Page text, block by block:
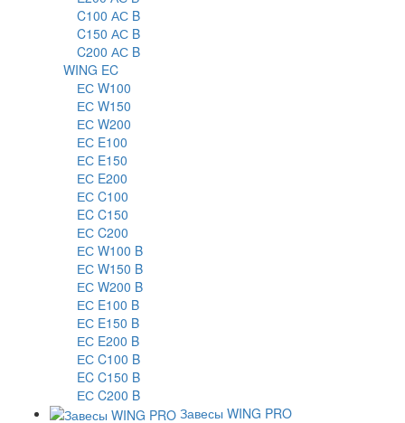
C100 АС B
C150 АС B
C200 АС B
WING EC
ЕС W100
ЕС W150
ЕС W200
ЕС E100
ЕС E150
ЕС E200
ЕС C100
EC C150
ЕС C200
ЕС W100 B
ЕС W150 B
ЕС W200 B
ЕС E100 B
ЕС E150 B
ЕС E200 B
ЕС C100 B
EC C150 B
ЕС C200 B
Завесы WING PRO